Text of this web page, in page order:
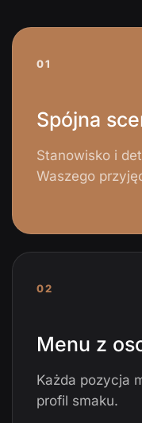
01
Spójna
Stanowisko i
Waszego
02
Menu z
Każda pozycja
profil smaku.